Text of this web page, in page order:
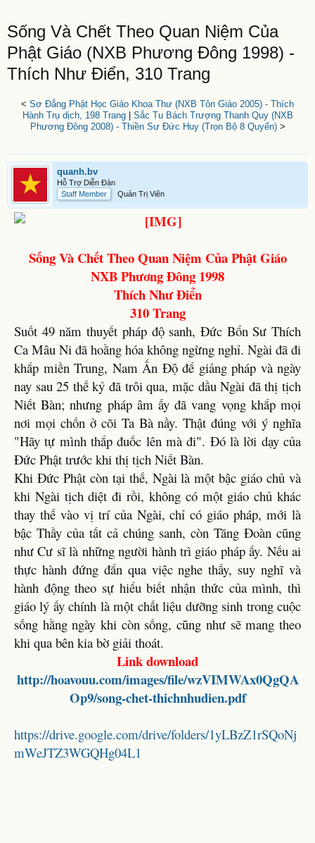
Sống Và Chết Theo Quan Niệm Của
Phật Giáo (NXB Phương Đông 1998) -
Thích Như Điển, 310 Trang
< Sơ Đẳng Phật Học Giáo Khoa Thư (NXB Tôn Giáo 2005) - Thích
Hành Trụ dịch, 198 Trang| Sắc Tu Bách Trượng Thanh Quy (NXB
Phương Đông 2008) - Thiền Sư Đức Huy (Trọn Bộ 8 Quyển)>
quanh.bv
Hỗ Trợ Diễn Đàn
Staff Member
Quản Trị Viên
Sống Và Chết Theo Quan Niệm Của Phật Giáo
NXB Phương Đông 1998
Thích Như Điển
310 Trang
Suốt 49 năm thuyết pháp độ sanh, Đức Bổn Sư Thích
Ca Mâu Ni đã hoằng hóa không ngừng nghỉ. Ngài đã đi
khắp miền Trung, Nam Ấn Độ để giảng pháp và ngày
nay sau 25 thế kỷ đã trôi qua, mặc dầu Ngài đã thị tịch
Niết Bàn; nhưng pháp âm ấy đã vang vọng khắp mọi
nơi mọi chốn ở cõi Ta Bà nầy. Thật đúng với ý nghĩa
"Hãy tự mình thắp đuốc lên mà đi". Đó là lời dạy của
Đức Phật trước khi thị tịch Niết Bàn.
Khi Đức Phật còn tại thế, Ngài là một bậc giáo chủ và
khi Ngài tịch diệt đi rồi, không có một giáo chủ khác
thay thế vào vị trí của Ngài, chỉ có giáo pháp, mới là
bậc Thầy của tất cả chúng sanh, còn Tăng Đoàn cũng
như Cư sĩ là những người hành trì giáo pháp ấy. Nếu ai
thực hành đứng đắn qua việc nghe thấy, suy nghĩ và
hành động theo sự hiểu biết nhận thức của mình, thì
giáo lý ấy chính là một chất liệu dưỡng sinh trong cuộc
sống hằng ngày khi còn sống, cũng như sẽ mang theo
khi qua bên kia bờ giải thoát.
Link download
http://hoavouu.com/images/file/wzVIMWAx0QgQA
Op9/song-chet-thichnhudien.pdf
https://drive.google.com/drive/folders/1yLBzZ1rSQoNj
mWeJTZ3WGQHg04L1